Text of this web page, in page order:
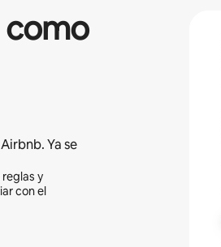
como
Ya se
y
con el